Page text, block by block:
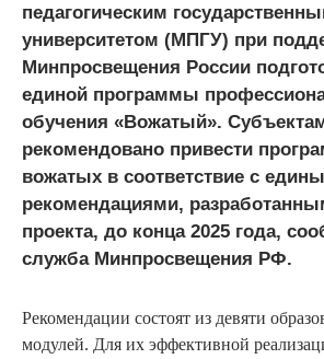
педагогическим
университетом (МПГУ) при
Минпросвещения России
единой программы
обучения «Вожатый».
рекомендовано привести
вожатых в соответствие с
рекомендациями,
проекта, до конца 2025 года,
служба Минпросвещения РФ.
Рекомендации состоят из девяти
модулей. Для их эффективной